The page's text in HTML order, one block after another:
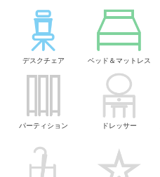
デスクチェア ベッド＆マットレス
パーティション ドレッサー